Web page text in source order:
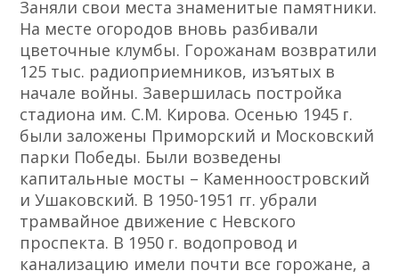
Заняли свои места знаменитые памятники.
На месте огородов вновь разбивали
цветочные клумбы. Горожанам возвратили
125 тыс. радиоприемников, изъятых в
начале войны. Завершилась постройка
стадиона им. С.М. Кирова. Осенью 1945 ᴦ.
были заложены Приморский и Московский
парки Победы. Были возведены
капитальные мосты – Каменноостровский
и Ушаковский. В 1950-1951 гᴦ. убрали
трамвайное движение с Невского
проспекта. В 1950 ᴦ. водопровод и
канализацию имели почти все горожане, а